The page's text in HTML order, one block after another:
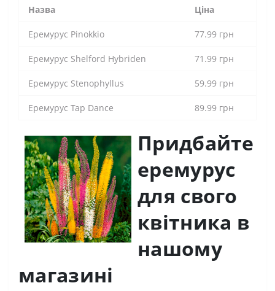
Назва Ціна
Еремурус Pinokkio 77.99 грн
Еремурус Shelford Hybriden 71.99 грн
Еремурус Stenophyllus 59.99 грн
Еремурус Tap Dance 89.99 грн
Придбайте
еремурус
для свого
квітника в
нашому
магазині